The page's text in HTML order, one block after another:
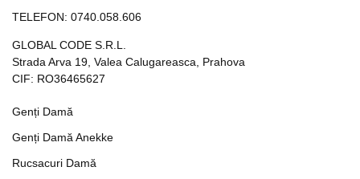
TELEFON: 0740.058.606
GLOBAL CODE S.R.L.
Strada Arva 19, Valea Calugareasca, Prahova
CIF: RO36465627
Genți Damă
Genți Damă Anekke
Rucsacuri Damă